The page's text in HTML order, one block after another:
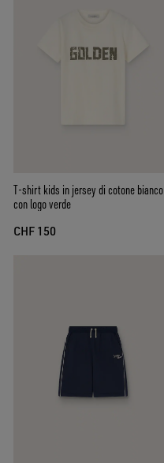
T-shirt kids in jersey di cotone bianco
con logo verde
CHF 150